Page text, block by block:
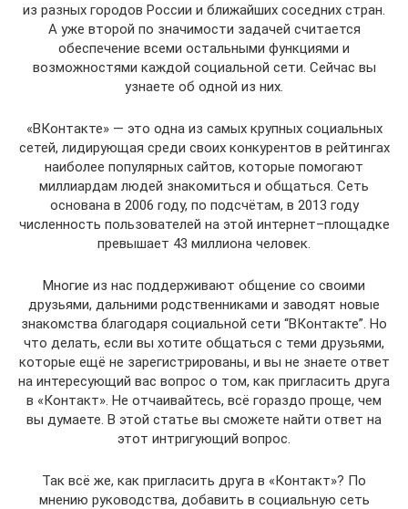
из разных городов России и ближайших соседних стран.
А уже второй по значимости задачей считается
обеспечение всеми остальными функциями и
возможностями каждой социальной сети. Сейчас вы
узнаете об одной из них.
«ВКонтакте» — это одна из самых крупных социальных
сетей, лидирующая среди своих конкурентов в рейтингах
наиболее популярных сайтов, которые помогают
миллиардам людей знакомиться и общаться. Сеть
основана в 2006 году, по подсчётам, в 2013 году
численность пользователей на этой интернет–площадке
превышает 43 миллиона человек.
Многие из нас поддерживают общение со своими
друзьями, дальними родственниками и заводят новые
знакомства благодаря социальной сети “ВКонтакте”. Но
что делать, если вы хотите общаться с теми друзьями,
которые ещё не зарегистрированы, и вы не знаете ответ
на интересующий вас вопрос о том, как пригласить друга
в «Контакт». Не отчаивайтесь, всё гораздо проще, чем
вы думаете. В этой статье вы сможете найти ответ на
этот интригующий вопрос.
Так всё же, как пригласить друга в «Контакт»? По
мнению руководства, добавить в социальную сеть